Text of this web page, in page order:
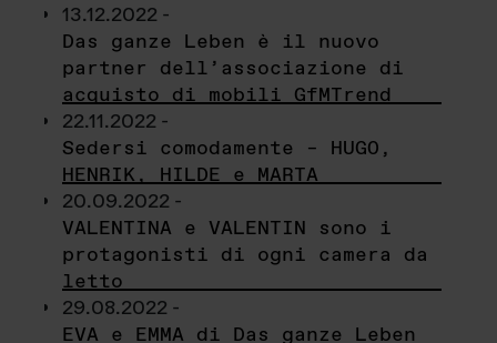
13.12.2022 -
Das ganze Leben è il nuovo
partner dell’associazione di
acquisto di mobili GfMTrend
22.11.2022 -
Sedersi comodamente – HUGO,
HENRIK, HILDE e MARTA
20.09.2022 -
VALENTINA e VALENTIN sono i
protagonisti di ogni camera da
letto
29.08.2022 -
EVA e EMMA di Das ganze Leben